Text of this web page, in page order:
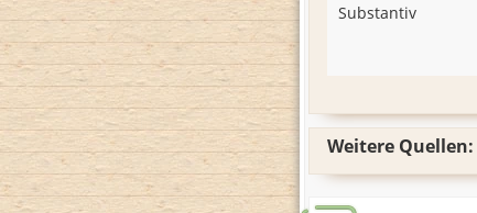
Substantiv
Weitere Quellen: